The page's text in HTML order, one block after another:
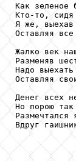
Как зеленое
Кто-то, сидя
Я же, выехав
Оставляя
Жалко век
Разменяв
Надо
Оставляя
Денег всех
Но порою так